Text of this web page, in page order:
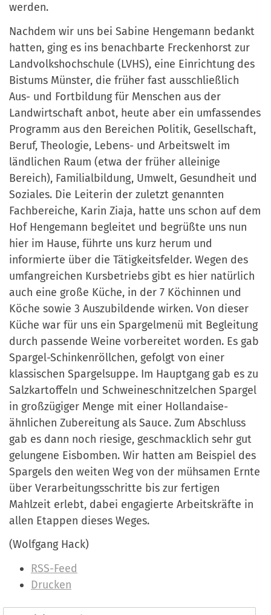
werden.
Nachdem wir uns bei Sabine Hengemann bedankt
hatten, ging es ins benachbarte Freckenhorst zur
Landvolkshochschule (LVHS), eine Einrichtung des
Bistums Münster, die früher fast ausschließlich
Aus- und Fortbildung für Menschen aus der
Landwirtschaft anbot, heute aber ein umfassendes
Programm aus den Bereichen Politik, Gesellschaft,
Beruf, Theologie, Lebens- und Arbeitswelt im
ländlichen Raum (etwa der früher alleinige
Bereich), Familialbildung, Umwelt, Gesundheit und
Soziales. Die Leiterin der zuletzt genannten
Fachbereiche, Karin Ziaja, hatte uns schon auf dem
Hof Hengemann begleitet und begrüßte uns nun
hier im Hause, führte uns kurz herum und
informierte über die Tätigkeitsfelder. Wegen des
umfangreichen Kursbetriebs gibt es hier natürlich
auch eine große Küche, in der 7 Köchinnen und
Köche sowie 3 Auszubildende wirken. Von dieser
Küche war für uns ein Spargelmenü mit Begleitung
durch passende Weine vorbereitet worden. Es gab
Spargel-Schinkenröllchen, gefolgt von einer
klassischen Spargelsuppe. Im Hauptgang gab es zu
Salzkartoffeln und Schweineschnitzelchen Spargel
in großzügiger Menge mit einer Hollandaise-
ähnlichen Zubereitung als Sauce. Zum Abschluss
gab es dann noch riesige, geschmacklich sehr gut
gelungene Eisbomben. Wir hatten am Beispiel des
Spargels den weiten Weg von der mühsamen Ernte
über Verarbeitungsschritte bis zur fertigen
Mahlzeit erlebt, dabei engagierte Arbeitskräfte in
allen Etappen dieses Weges.
(Wolfgang Hack)
RSS-Feed
Drucken